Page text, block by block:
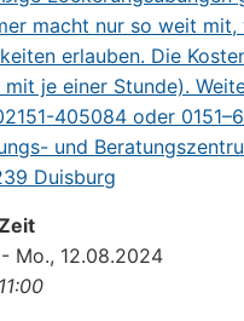
Mo., 12.08.2024